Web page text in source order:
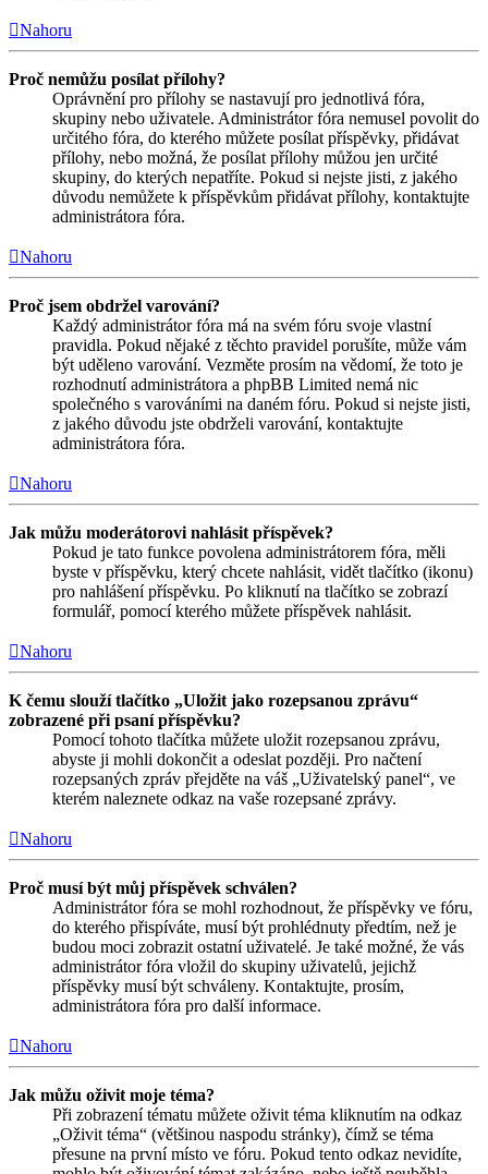
Nahoru
Proč nemůžu posílat přílohy?
Oprávnění pro přílohy se nastavují pro jednotlivá fóra,
skupiny nebo uživatele. Administrátor fóra nemusel povolit do
určitého fóra, do kterého můžete posílat příspěvky, přidávat
přílohy, nebo možná, že posílat přílohy můžou jen určité
skupiny, do kterých nepatříte. Pokud si nejste jisti, z jakého
důvodu nemůžete k příspěvkům přidávat přílohy, kontaktujte
administrátora fóra.
Nahoru
Proč jsem obdržel varování?
Každý administrátor fóra má na svém fóru svoje vlastní
pravidla. Pokud nějaké z těchto pravidel porušíte, může vám
být uděleno varování. Vezměte prosím na vědomí, že toto je
rozhodnutí administrátora a phpBB Limited nemá nic
společného s varováními na daném fóru. Pokud si nejste jisti,
z jakého důvodu jste obdrželi varování, kontaktujte
administrátora fóra.
Nahoru
Jak můžu moderátorovi nahlásit příspěvek?
Pokud je tato funkce povolena administrátorem fóra, měli
byste v příspěvku, který chcete nahlásit, vidět tlačítko (ikonu)
pro nahlášení příspěvku. Po kliknutí na tlačítko se zobrazí
formulář, pomocí kterého můžete příspěvek nahlásit.
Nahoru
K čemu slouží tlačítko „Uložit jako rozepsanou zprávu“
zobrazené při psaní příspěvku?
Pomocí tohoto tlačítka můžete uložit rozepsanou zprávu,
abyste ji mohli dokončit a odeslat později. Pro načtení
rozepsaných zpráv přejděte na váš „Uživatelský panel“, ve
kterém naleznete odkaz na vaše rozepsané zprávy.
Nahoru
Proč musí být můj příspěvek schválen?
Administrátor fóra se mohl rozhodnout, že příspěvky ve fóru,
do kterého přispíváte, musí být prohlédnuty předtím, než je
budou moci zobrazit ostatní uživatelé. Je také možné, že vás
administrátor fóra vložil do skupiny uživatelů, jejichž
příspěvky musí být schváleny. Kontaktujte, prosím,
administrátora fóra pro další informace.
Nahoru
Jak můžu oživit moje téma?
Při zobrazení tématu můžete oživit téma kliknutím na odkaz
„Oživit téma“ (většinou naspodu stránky), čímž se téma
přesune na první místo ve fóru. Pokud tento odkaz nevidíte,